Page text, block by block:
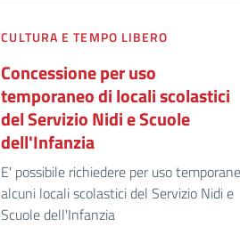
CULTURA E TEMPO LIBERO
Concessione per uso
temporaneo di locali scolastici
del Servizio Nidi e Scuole
dell'Infanzia
E' possibile richiedere per uso
alcuni locali scolastici del Servizio Nidi e
Scuole dell'Infanzia